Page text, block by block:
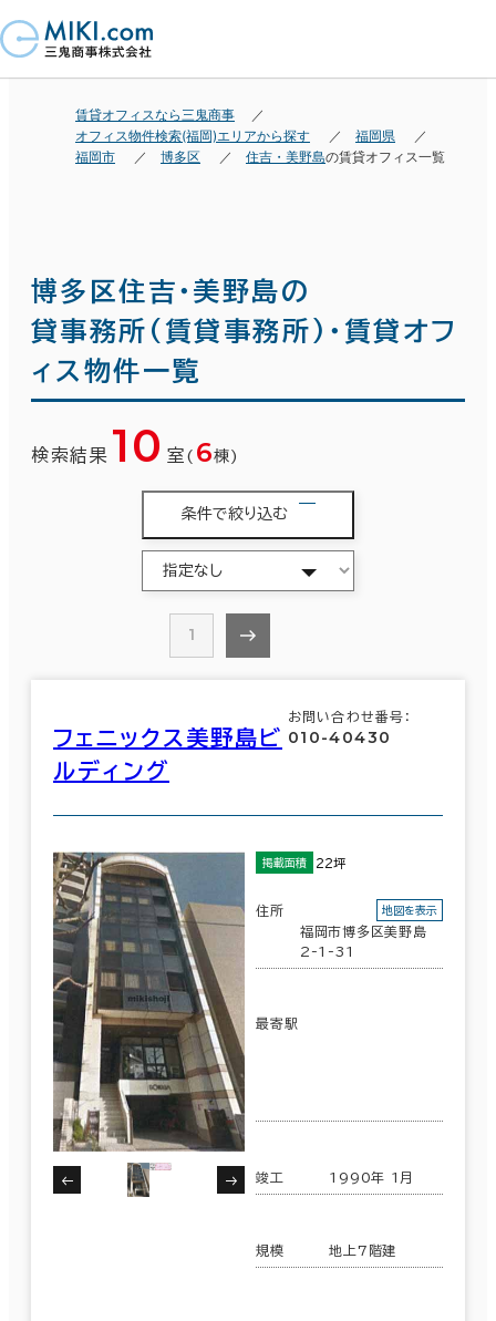
賃貸オフィスなら三鬼商事
オフィス物件検索(福岡)エリアから探す
福岡県
福岡市
博多区 住吉・美野島の賃貸オフィス一覧
博多区住吉・美野島の
貸事務所(賃貸事務所)・賃貸オフ
ィス物件一覧
検索結果 10 室 ( 6棟)
条件で絞り込む
1
フェニックス美野島ビ
ルディング
お問い合わせ番号：
010-40430
掲載面積 22坪
住所
福岡市博多区美野島
2-1-31
地図を表示
最寄駅
竣工 1990年 1月
規模 地上7階建